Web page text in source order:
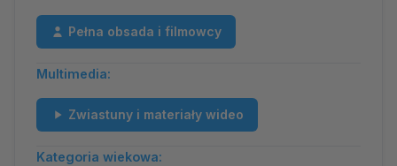
Pełna obsada i filmowcy
Multimedia:
Zwiastuny i materiały wideo
Kategoria wiekowa: